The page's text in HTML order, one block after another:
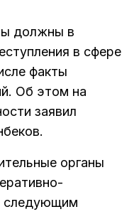
должны в
в сфере
факты
Об этом на
заявил
органы
следующим